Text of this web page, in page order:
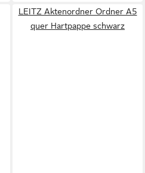
LEITZ Aktenordner Ordner A5
quer Hartpappe schwarz